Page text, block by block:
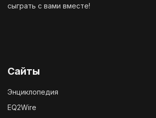
сыграть с вами вместе!
Сайты
Энциклопедия
EQ2Wire